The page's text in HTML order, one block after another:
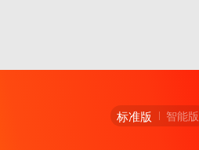
标准版 智能版